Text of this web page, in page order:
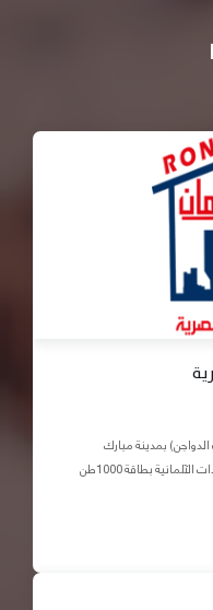
بمدينة مبارك
الصناعية بقويسنا مزود بأحدث الأجهزة والمعدات الآلمانية بطاقة 1000طن